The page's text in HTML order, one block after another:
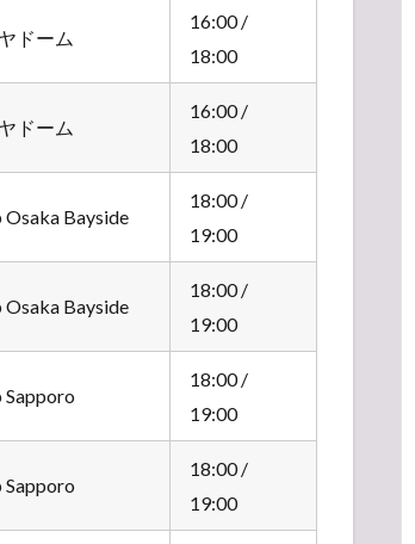
ドーム
16:00 /
18:00
ドーム
16:00 /
18:00
Osaka Bayside
18:00 /
19:00
Osaka Bayside
18:00 /
19:00
Sapporo
18:00 /
19:00
Sapporo
18:00 /
19:00